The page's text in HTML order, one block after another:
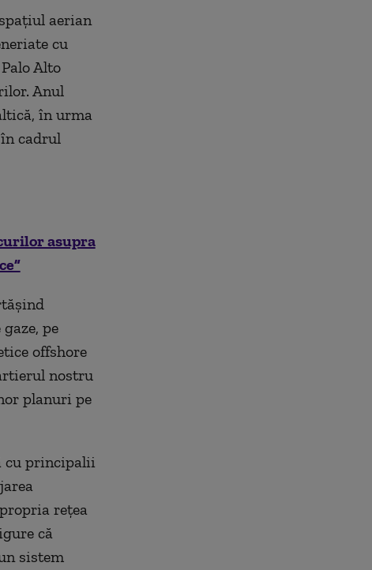
aerian
cu
Alto
Anul
în urma
cadrul
asupra
pe
offshore
nostru
planuri pe
cu principalii
rețea
că
sistem